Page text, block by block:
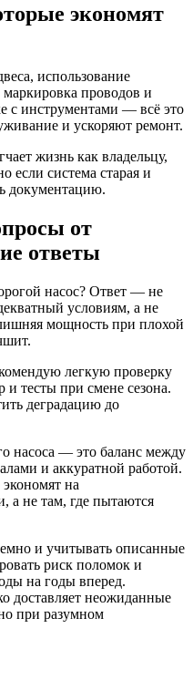
экономят
использование
проводов и
с инструментами — всё это
и ускоряют ремонт.
жизнь как владельцу,
если система старая и
документацию.
от
ответы
насос? Ответ — не
условиям, а не
мощность при плохой
легкую проверку
тесты при смене сезона.
деградацию до
насоса — это баланс между
и аккуратной работой.
на
а не там, где пытаются
и учитывать описанные
риск поломок и
на годы вперед.
доставляет неожиданные
при разумном